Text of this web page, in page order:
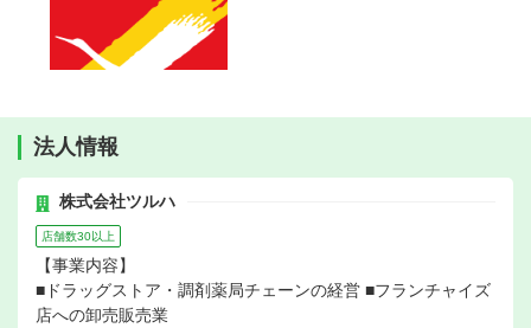
法人情報
株式会社ツルハ
店舗数30以上
【事業内容】
■ドラッグストア・調剤薬局チェーンの経営 ■フランチャイズ
店への卸売販売業